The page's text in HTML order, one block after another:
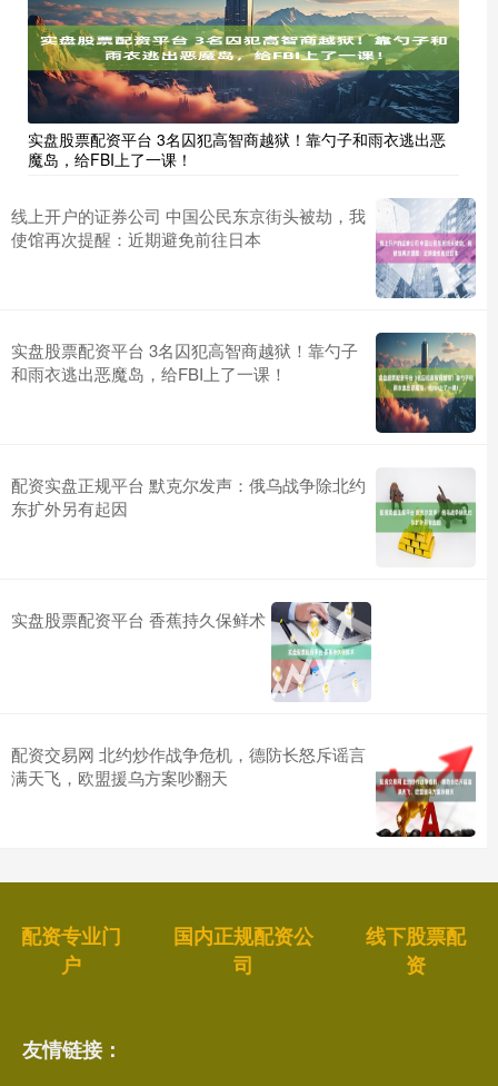
实盘股票配资平台 3名囚犯高智商越狱！靠勺子和雨衣逃出恶
魔岛，给FBI上了一课！
线上开户的证券公司 中国公民东京街头被劫，我
使馆再次提醒：近期避免前往日本
实盘股票配资平台 3名囚犯高智商越狱！靠勺子
和雨衣逃出恶魔岛，给FBI上了一课！
配资实盘正规平台 默克尔发声：俄乌战争除北约
东扩外另有起因
实盘股票配资平台 香蕉持久保鲜术
配资交易网 北约炒作战争危机，德防长怒斥谣言
满天飞，欧盟援乌方案吵翻天
配资专业门
户
国内正规配资公
司
线下股票配
资
友情链接：